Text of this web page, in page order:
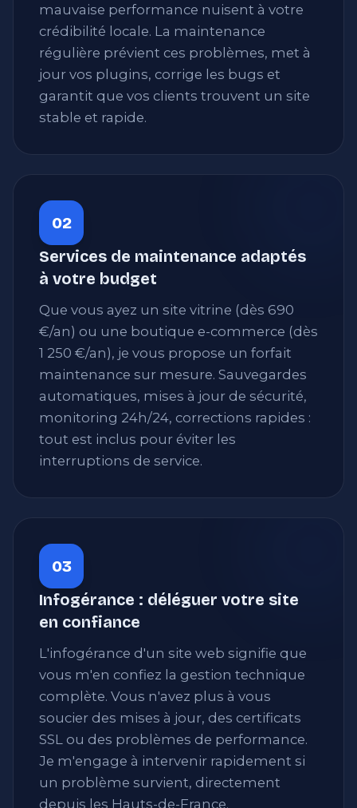
mauvaise performance nuisent à votre
crédibilité locale. La maintenance
régulière prévient ces problèmes, met à
jour vos plugins, corrige les bugs et
garantit que vos clients trouvent un site
stable et rapide.
02
Services de maintenance adaptés
à votre budget
Que vous ayez un site vitrine (dès 690
€/an) ou une boutique e-commerce (dès
1 250 €/an), je vous propose un forfait
maintenance sur mesure. Sauvegardes
automatiques, mises à jour de sécurité,
monitoring 24h/24, corrections rapides :
tout est inclus pour éviter les
interruptions de service.
03
Infogérance : déléguer votre site
en confiance
L'infogérance d'un site web signifie que
vous m'en confiez la gestion technique
complète. Vous n'avez plus à vous
soucier des mises à jour, des certificats
SSL ou des problèmes de performance.
Je m'engage à intervenir rapidement si
un problème survient, directement
depuis les Hauts-de-France.